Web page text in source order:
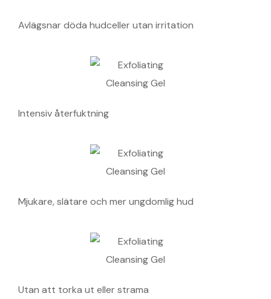
Avlägsnar döda hudceller utan irritation
Intensiv återfuktning
Mjukare, slätare och mer ungdomlig hud
Utan att torka ut eller strama